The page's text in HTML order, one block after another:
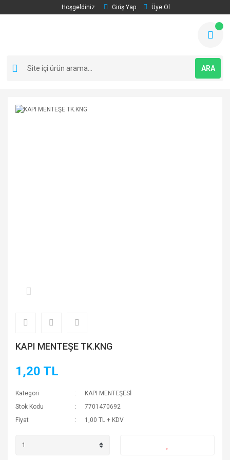
Hoşgeldiniz Giriş Yap Üye Ol
ARA
KAPI MENTEŞE TK.KNG
1,20 TL
Kategori
KAPI MENTEŞESİ
Stok Kodu
7701470692
Fiyat
1,00 TL + KDV